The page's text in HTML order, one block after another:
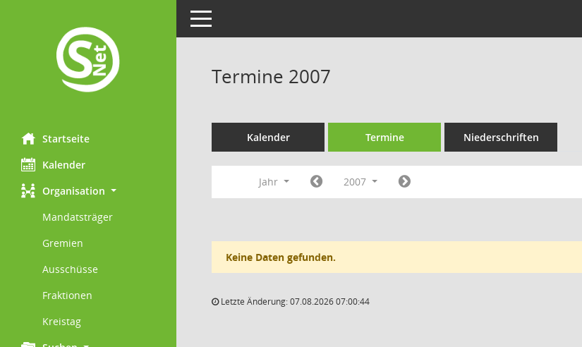
Startseite
Kalender
Organisation
Mandatsträger
Gremien
Ausschüsse
Fraktionen
Kreistag
Toggle navigation
Termine 2007
Kalender Termine Niederschriften
Jahr 2007
Keine Daten gefunden.
Letzte Änderung: 07.08.2026 07:00:44